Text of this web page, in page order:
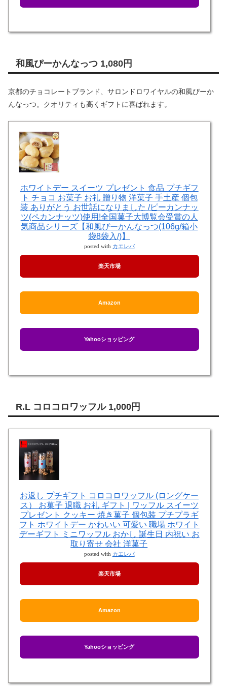
和風ぴーかんなっつ 1,080円
京都のチョコレートブランド、サロンドロワイヤルの和風ぴーか
んなっつ。クオリティも高くギフトに喜ばれます。
ホワイトデー スイーツ プレゼント 食品 プチギフ
ト チョコ お菓子 お礼 贈り物 洋菓子 手土産 個包
装 ありがとう お世話になりました /ピーカンナッ
ツ(ペカンナッツ)使用!全国菓子大博覧会受賞の人
気商品シリーズ【和風ぴーかんなっつ(106g/箱小
袋8袋入/)】
posted with カエレバ
楽天市場
Amazon
Yahooショッピング
R.L コロコロワッフル 1,000円
お返し プチギフト コロコロワッフル (ロングケー
ス） お菓子 退職 お礼 ギフト | ワッフル スイーツ
プレゼント クッキー 焼き菓子 個包装 プチプラギ
フト ホワイトデー かわいい 可愛い 職場 ホワイト
デーギフト ミニワッフル おかし 誕生日 内祝い お
取り寄せ 会社 洋菓子
posted with カエレバ
楽天市場
Amazon
Yahooショッピング